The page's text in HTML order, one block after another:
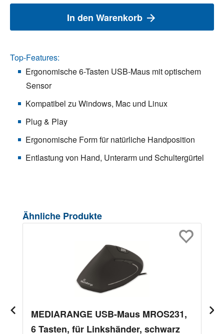
In den Warenkorb
Top-Features:
Ergonomische 6-Tasten USB-Maus mit optischem
Sensor
Kompatibel zu Windows, Mac und Linux
Plug & Play
Ergonomische Form für natürliche Handposition
Entlastung von Hand, Unterarm und Schultergürtel
Produktgalerie überspringen
Ähnliche Produkte
MEDIARANGE USB-Maus MROS231,
6 Tasten, für Linkshänder, schwarz